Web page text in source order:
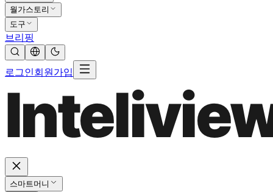
월가스토리
도구
브리핑
로그인회원가입
스마트머니